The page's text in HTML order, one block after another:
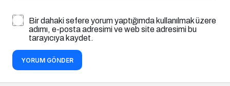
Bir dahaki sefere yorum yaptığımda kullanılmak üzere
adımı, e-posta adresimi ve web site adresimi bu
tarayıcıya kaydet.
YORUM GÖNDER